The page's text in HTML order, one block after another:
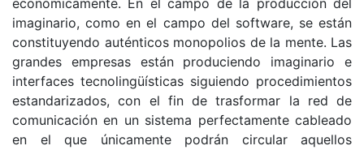
económicamente. En el campo de la producción del
imaginario, como en el campo del software, se están
constituyendo auténticos monopolios de la mente. Las
grandes empresas están produciendo imaginario e
interfaces tecnolingüísticas siguiendo procedimientos
estandarizados, con el fin de trasformar la red de
comunicación en un sistema perfectamente cableado
en el que únicamente podrán circular aquellos